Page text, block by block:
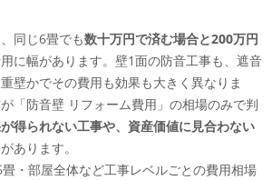
同じ6畳でも数十万円で済む場合と200万円
に幅があります。壁1面の防音工事も、遮音
壁かでその費用も効果も大きく異なりま
「防音壁 リフォーム費用」の相場のみで判
得られない工事や、資産価値に見合わない
あります。
・部屋全体など工事レベルごとの費用相場